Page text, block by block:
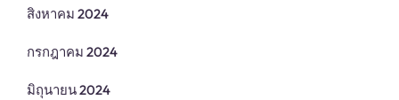
สิงหาคม 2024
กรกฎาคม 2024
มิถุนายน 2024